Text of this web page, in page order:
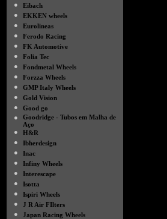
●
Eibach
●
EKKEN wheels
●
Eurolineas
●
Ferodo Racing
●
FK Automotive
●
Folia Tec
●
Fondmetal Wheels
●
Forzza Wheels
●
GMP Italy Wheels
●
Gold Vision
●
Good go
●
Goodridge - Tubos em Malha de
Aço
●
H&R
●
Ibherdesign
●
Inac
●
Infiny Wheels
●
Interescape
●
Isotta
●
Ispiri Wheels
●
J R Air FIlters
●
Japan Racing Wheels